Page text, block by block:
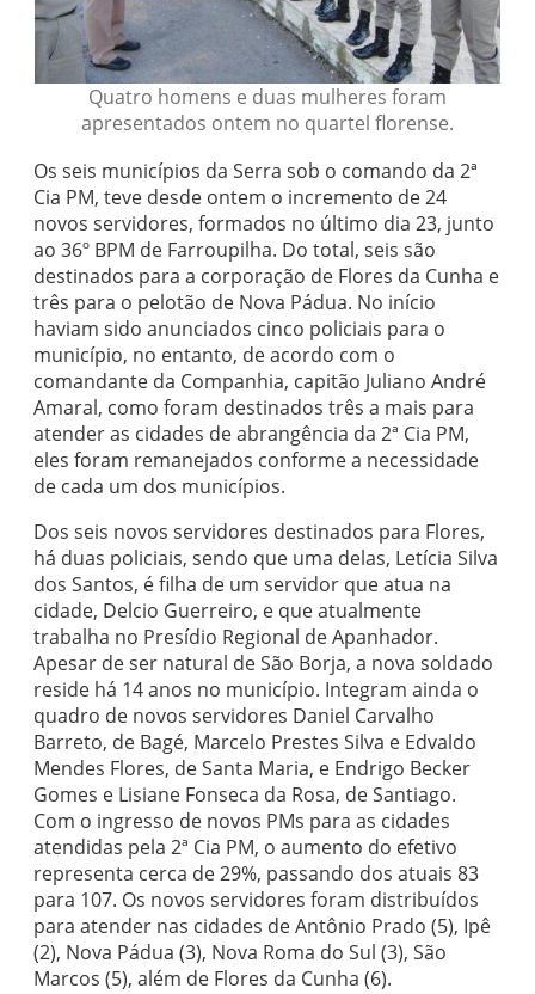
Quatro homens e duas mulheres foram
apresentados ontem no quartel florense.
Os seis municípios da Serra sob o comando da 2ª
Cia PM, teve desde ontem o incremento de 24
novos servidores, formados no último dia 23, junto
ao 36º BPM de Farroupilha. Do total, seis são
destinados para a corporação de Flores da Cunha e
três para o pelotão de Nova Pádua. No início
haviam sido anunciados cinco policiais para o
município, no entanto, de acordo com o
comandante da Companhia, capitão Juliano André
Amaral, como foram destinados três a mais para
atender as cidades de abrangência da 2ª Cia PM,
eles foram remanejados conforme a necessidade
de cada um dos municípios.
Dos seis novos servidores destinados para Flores,
há duas policiais, sendo que uma delas, Letícia Silva
dos Santos, é filha de um servidor que atua na
cidade, Delcio Guerreiro, e que atualmente
trabalha no Presídio Regional de Apanhador.
Apesar de ser natural de São Borja, a nova soldado
reside há 14 anos no município. Integram ainda o
quadro de novos servidores Daniel Carvalho
Barreto, de Bagé, Marcelo Prestes Silva e Edvaldo
Mendes Flores, de Santa Maria, e Endrigo Becker
Gomes e Lisiane Fonseca da Rosa, de Santiago.
Com o ingresso de novos PMs para as cidades
atendidas pela 2ª Cia PM, o aumento do efetivo
representa cerca de 29%, passando dos atuais 83
para 107. Os novos servidores foram distribuídos
para atender nas cidades de Antônio Prado (5), Ipê
(2), Nova Pádua (3), Nova Roma do Sul (3), São
Marcos (5), além de Flores da Cunha (6).